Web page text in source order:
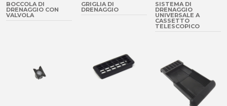
BOCCOLA DI
DRENAGGIO CON
VALVOLA
GRIGLIA DI
DRENAGGIO
SISTEMA DI
DRENAGGIO
UNIVERSALE A
CASSETTO
TELESCOPICO